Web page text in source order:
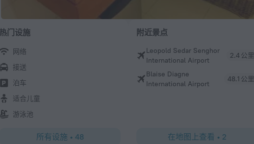
热门设施
网络
接送
泊车
适合儿童
游泳池
所有设施 • 48
附近景点
Leopold Sedar Senghor
International Airport
2.4 公里
Blaise Diagne
International Airport
48.1 公里
在地图上查看 • 2